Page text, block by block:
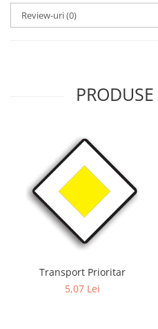
Review-uri(0)
Transport Prioritar
5,07 Lei